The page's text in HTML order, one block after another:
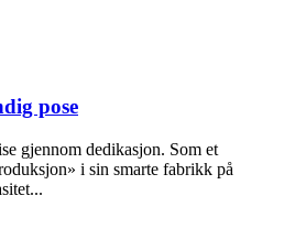
pose
gjennom dedikasjon. Som et
i sin smarte fabrikk på